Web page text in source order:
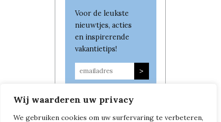
Wij waarderen uw privacy
We gebruiken cookies om uw surfervaring te verbeteren,
Voor de leukste
nieuwtjes, acties
en inspirerende
vakantietips!